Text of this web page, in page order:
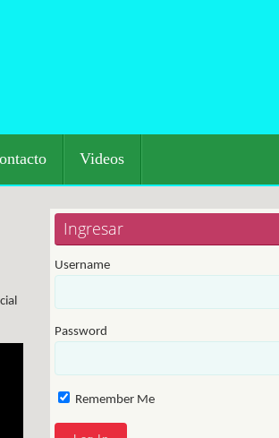
Videos
Ingresar
Username
Password
Remember Me